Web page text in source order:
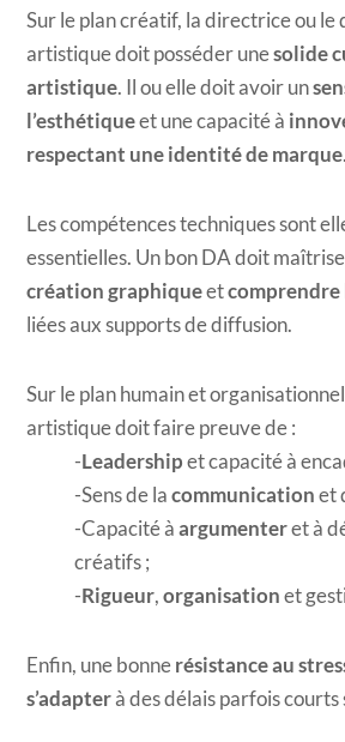
Sur le plan créatif, la directrice ou
artistique doit posséder unesolide
artistique . Il ou elle doit avoir un
l’esthétiqueet une capacité à
respectant une identité de marque
Les compétences techniques sont
essentielles. Un bon DA doit
création graphiqueet
liées aux supports de diffusion.
Sur le plan humain et
artistique doit faire preuve de :
Leadership et capacité à
Sens de lacommunication et
Capacité à argumenteret à
créatifs ;
Rigueur ,organisation et
Enfin, une bonne résistance au
s’adapterà des délais parfois courts